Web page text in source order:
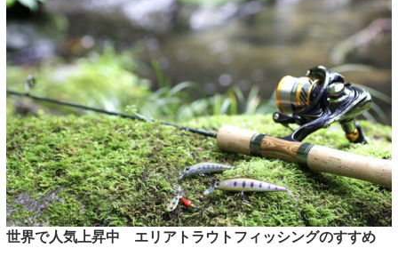
世界で人気上昇中 エリアトラウトフィッシングのすすめ